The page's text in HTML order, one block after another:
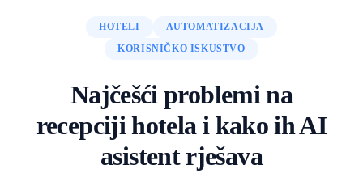
HOTELI
AUTOMATIZACIJA
KORISNIČKO ISKUSTVO
Najčešći problemi na
recepciji hotela i kako ih AI
asistent rješava